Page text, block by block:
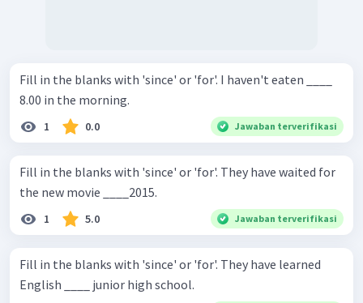
Fill in the blanks with 'since' or 'for'. I haven't eaten ____
8.00 in the morning.
1 0.0 Jawaban terverifikasi
Fill in the blanks with 'since' or 'for'. They have waited for
the new movie ____2015.
1 5.0 Jawaban terverifikasi
Fill in the blanks with 'since' or 'for'. They have learned
English ____ junior high school.